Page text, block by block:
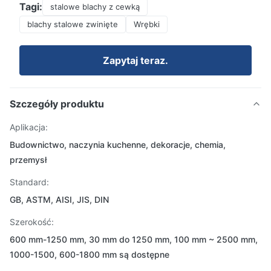
Tagi:
stalowe blachy z cewką
blachy stalowe zwinięte
Wrębki
Zapytaj teraz.
Szczegóły produktu
Aplikacja:
Budownictwo, naczynia kuchenne, dekoracje, chemia,
przemysł
Standard:
GB, ASTM, AISI, JIS, DIN
Szerokość:
600 mm-1250 mm, 30 mm do 1250 mm, 100 mm ~ 2500 mm,
1000-1500, 600-1800 mm są dostępne